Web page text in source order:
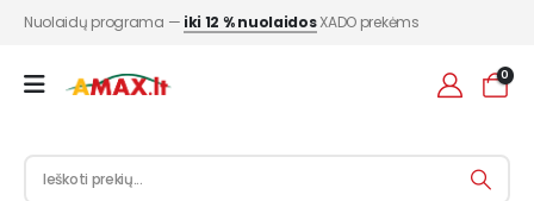
Nuolaidų programa — iki 12 % nuolaidosXADO prekėms
0